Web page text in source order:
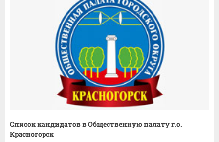
Список кандидатов в Общественную палату г.о.
Красногорск